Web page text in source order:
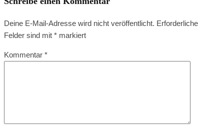
Deine E-Mail-Adresse wird nicht veröffentlicht. Erforderliche
Felder sind mit * markiert
Kommentar *